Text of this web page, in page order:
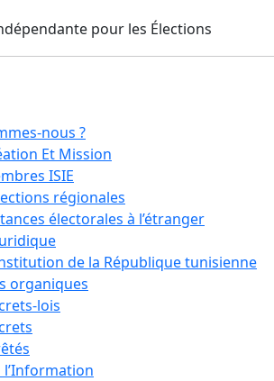
nous ?
Et Mission
ISIE
régionales
électorales à l’étranger
de la République tunisienne
organiques
lois
l’Information